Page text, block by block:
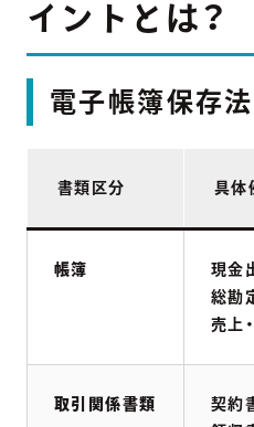
イントとは？
電子帳簿保存
書類区分 具体
帳簿
現金
総勘
売上
取引関係書類
契約